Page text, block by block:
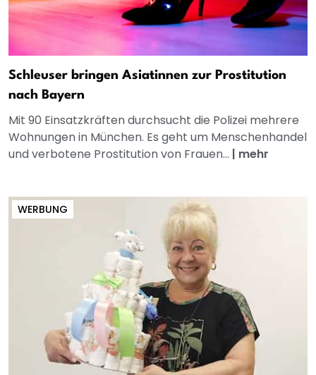
Schleuser bringen Asiatinnen zur Prostitution
nach Bayern
Mit 90 Einsatzkräften durchsucht die Polizei mehrere
Wohnungen in München. Es geht um Menschenhandel
und verbotene Prostitution von Frauen... | mehr
WERBUNG